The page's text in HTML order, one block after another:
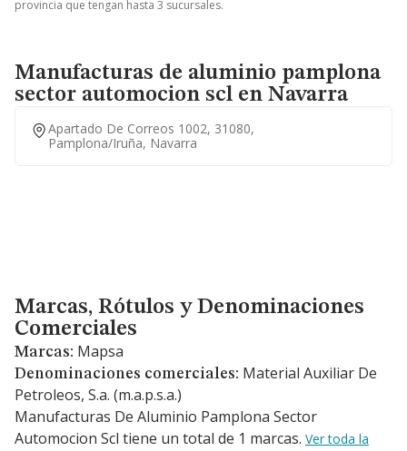
provincia que tengan hasta 3 sucursales.
Manufacturas de aluminio pamplona
sector automocion scl en Navarra
Apartado De Correos 1002, 31080,
Pamplona/iruña, Navarra
Marcas, Rótulos y Denominaciones Comerciales
Marcas, Rótulos y Denominaciones
Comerciales
Marcas: Mapsa
Denominaciones comerciales: Material Auxiliar De
Petroleos, S.a. (m.a.p.s.a.)
Manufacturas De Aluminio Pamplona Sector
Automocion Scl tiene un total de 1 marcas. Ver toda la